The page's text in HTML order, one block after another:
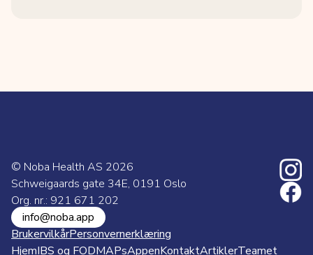
© Noba Health AS 2026
Schweigaards gate 34E, 0191 Oslo
Org. nr.: 921 671 202
info@noba.app
BrukervilkårPersonvernerklæring
HjemIBS og FODMAPsAppenKontaktArtiklerTeamet